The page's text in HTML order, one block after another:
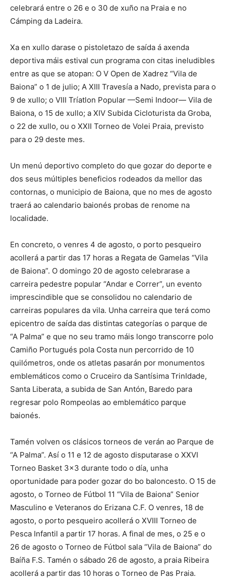
celebrará entre o 26 e o 30 de xuño na Praia e no
Cámping da Ladeira.
Xa en xullo darase o pistoletazo de saída á axenda
deportiva máis estival cun programa con citas ineludibles
entre as que se atopan: O V Open de Xadrez “Vila de
Baiona” o 1 de julio; A XIII Travesía a Nado, prevista para o
9 de xullo; o VIII Tríatlon Popular —Semi Indoor— Vila de
Baiona, o 15 de xullo; a XIV Subida Cicloturista da Groba,
o 22 de xullo, ou o XXII Torneo de Volei Praia, previsto
para o 29 deste mes.
Un menú deportivo completo do que gozar do deporte e
dos seus múltiples beneficios rodeados da mellor das
contornas, o municipio de Baiona, que no mes de agosto
traerá ao calendario baionés probas de renome na
localidade.
En concreto, o venres 4 de agosto, o porto pesqueiro
acollerá a partir das 17 horas a Regata de Gamelas “Vila
de Baiona”. O domingo 20 de agosto celebrarase a
carreira pedestre popular “Andar e Correr”, un evento
imprescindible que se consolidou no calendario de
carreiras populares da vila. Unha carreira que terá como
epicentro de saída das distintas categorías o parque de
“A Palma” e que no seu tramo máis longo transcorre polo
Camiño Portugués pola Costa nun percorrido de 10
quilómetros, onde os atletas pasarán por monumentos
emblemáticos como o Cruceiro da Santísima TrinIdade,
Santa Liberata, a subida de San Antón, Baredo para
regresar polo Rompeolas ao emblemático parque
baionés.
Tamén volven os clásicos torneos de verán ao Parque de
“A Palma”. Así o 11 e 12 de agosto disputarase o XXVI
Torneo Basket 3×3 durante todo o día, unha
oportunidade para poder gozar do bo baloncesto. O 15 de
agosto, o Torneo de Fútbol 11 “Vila de Baiona” Senior
Masculino e Veteranos do Erizana C.F. O venres, 18 de
agosto, o porto pesqueiro acollerá o XVIII Torneo de
Pesca Infantil a partir 17 horas. A final de mes, o 25 e o
26 de agosto o Torneo de Fútbol sala “Vila de Baiona” do
Baíña F.S. Tamén o sábado 26 de agosto, a praia Ribeira
acollerá a partir das 10 horas o Torneo de Pas Praia.